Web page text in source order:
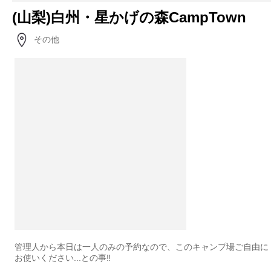
(山梨)白州・星かげの森CampTown
その他
管理人から本日は一人のみの予約なので、このキャンプ場ご自由に
お使いください...との事‼️